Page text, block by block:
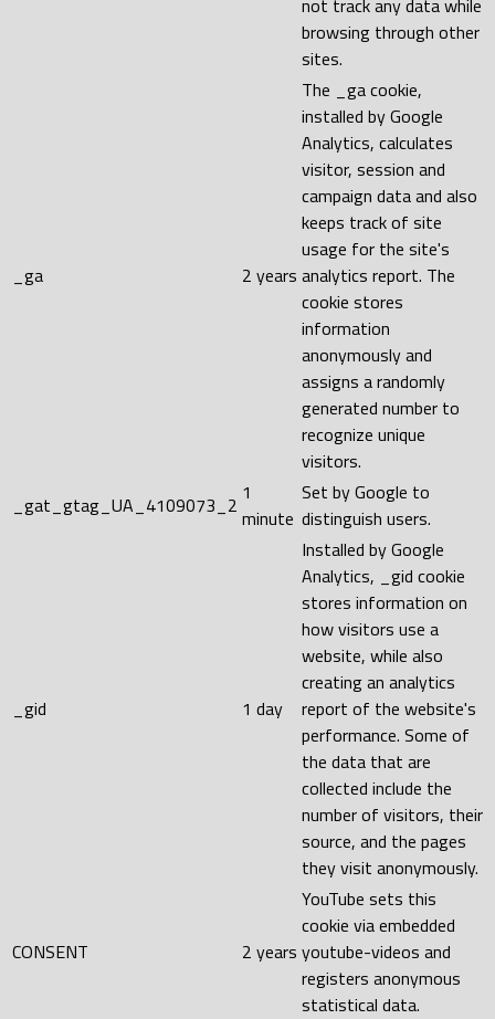
not track any data while
browsing through other
sites.
_ga 2 years
The _ga cookie,
installed by Google
Analytics, calculates
visitor, session and
campaign data and also
keeps track of site
usage for the site's
analytics report. The
cookie stores
information
anonymously and
assigns a randomly
generated number to
recognize unique
visitors.
_gat_gtag_UA_4109073_2 1
minute
Set by Google to
distinguish users.
_gid 1 day
Installed by Google
Analytics, _gid cookie
stores information on
how visitors use a
website, while also
creating an analytics
report of the website's
performance. Some of
the data that are
collected include the
number of visitors, their
source, and the pages
they visit anonymously.
CONSENT 2 years
YouTube sets this
cookie via embedded
youtube-videos and
registers anonymous
statistical data.